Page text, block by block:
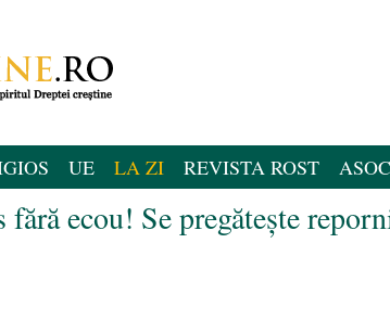
UE LA ZI REVISTA ROST
ecou! Se pregătește